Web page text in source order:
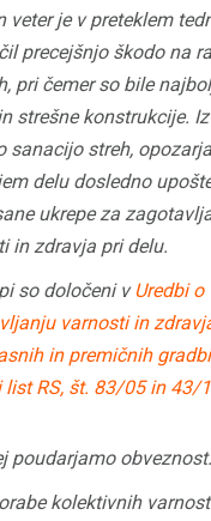
veter je v preteklem
precejšnjo škodo na
pri čemer so bile
strešne konstrukcije.
sanacijo streh,
delu dosledno
ukrepe za
in zdravja pri delu.
so določeni vUredbi o
varnosti in
in premičnih
list RS, št. 83/05 in 43/
poudarjamo obveznost:
kolektivnih